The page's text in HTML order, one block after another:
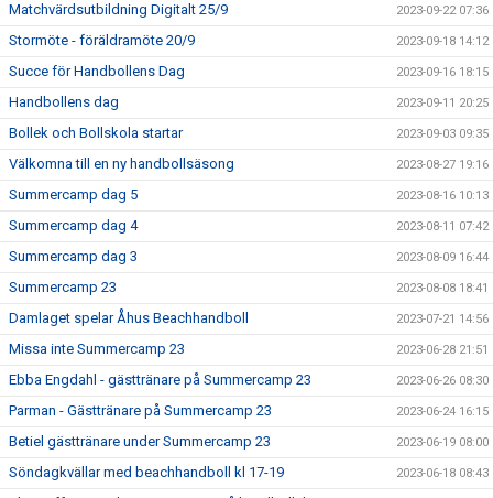
Matchvärdsutbildning Digitalt 25/9 2023-09-22 07:36
Stormöte - föräldramöte 20/9 2023-09-18 14:12
Succe för Handbollens Dag 2023-09-16 18:15
Handbollens dag 2023-09-11 20:25
Bollek och Bollskola startar 2023-09-03 09:35
Välkomna till en ny handbollsäsong 2023-08-27 19:16
Summercamp dag 5 2023-08-16 10:13
Summercamp dag 4 2023-08-11 07:42
Summercamp dag 3 2023-08-09 16:44
Summercamp 23 2023-08-08 18:41
Damlaget spelar Åhus Beachhandboll 2023-07-21 14:56
Missa inte Summercamp 23 2023-06-28 21:51
Ebba Engdahl - gästtränare på Summercamp 23 2023-06-26 08:30
Parman - Gästtränare på Summercamp 23 2023-06-24 16:15
Betiel gästtränare under Summercamp 23 2023-06-19 08:00
Söndagkvällar med beachhandboll kl 17-19 2023-06-18 08:43